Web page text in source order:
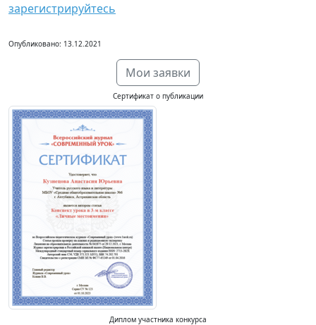
зарегистрируйтесь
Опубликовано: 13.12.2021
Мои заявки
Сертификат о публикации
Диплом участника конкурса